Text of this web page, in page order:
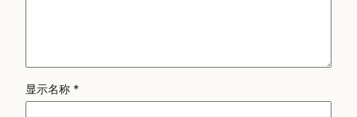
显示名称 *